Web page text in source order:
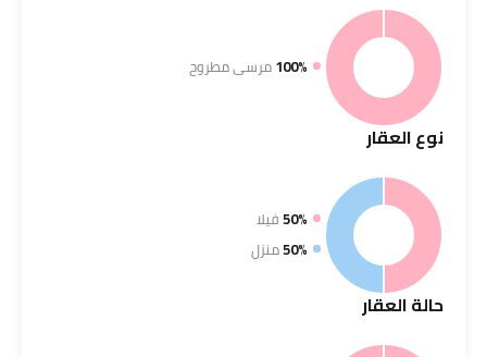
100%مرسى مطروح
نوعالعقار
50%فيلا
50%منزل
حالةالعقار